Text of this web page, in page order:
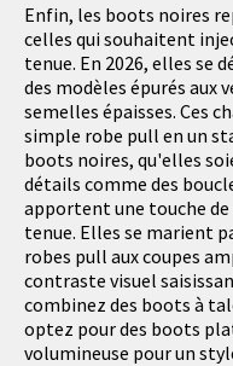
Enfin, les boots noires
celles qui souhaitent
tenue. En 2026, elles se
des modèles épurés aux
semelles épaisses. Ces
simple robe pull en un
boots noires, qu'elles
détails comme des
apportent une touche
tenue. Elles se marient
robes pull aux coupes
contraste visuel
combinez des boots à
optez pour des boots
volumineuse pour un